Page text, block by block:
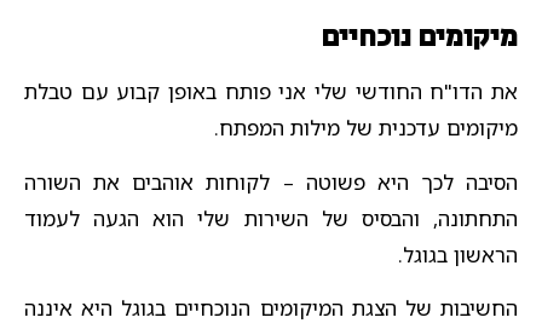
מיקומים נוכחיים
את הדו"ח החודשי שלי אני פותח באופן קבוע עם טבלת
מיקומים עדכנית של מילות המפתח.
הסיבה לכך היא פשוטה – לקוחות אוהבים את השורה
התחתונה, והבסיס של השירות שלי הוא הגעה לעמוד
הראשון בגוגל.
החשיבות של הצגת המיקומים הנוכחיים בגוגל היא איננה